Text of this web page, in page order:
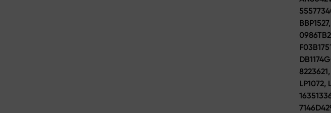
LP1072,